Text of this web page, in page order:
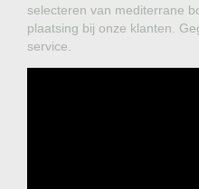
selecteren van mediterrane
plaatsing bij onze klanten.
service.